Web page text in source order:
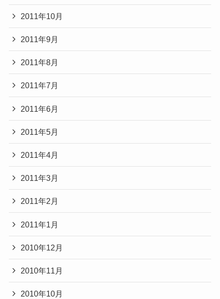
2011年10月
2011年9月
2011年8月
2011年7月
2011年6月
2011年5月
2011年4月
2011年3月
2011年2月
2011年1月
2010年12月
2010年11月
2010年10月